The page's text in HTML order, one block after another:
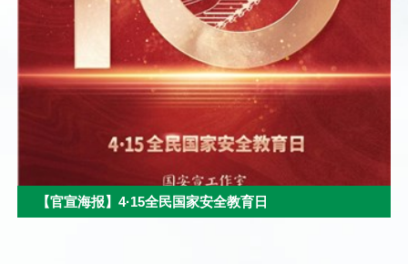
【官宣海报】4·15全民国家安全教育日